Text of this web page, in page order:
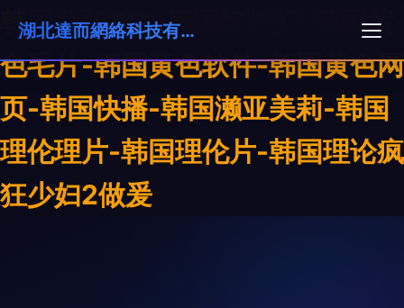
韩国公和熄2-韩国好妈妈-韩国黄
色毛片-韩国黄色软件-韩国黄色网
页-韩国快播-韩国濑亚美莉-韩国
理伦理片-韩国理伦片-韩国理论疯
狂少妇2做爰
湖北達而網絡科技有限公司